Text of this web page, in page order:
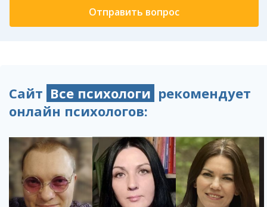
Сайт Все психологи рекомендует
онлайн психологов: